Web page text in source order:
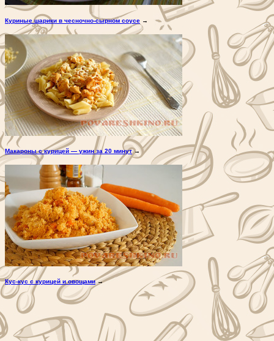
Куриные шарики в чесночно-сырном соусе →
Макароны с курицей — ужин за 20 минут→
Кус-кус с курицей и овощами→